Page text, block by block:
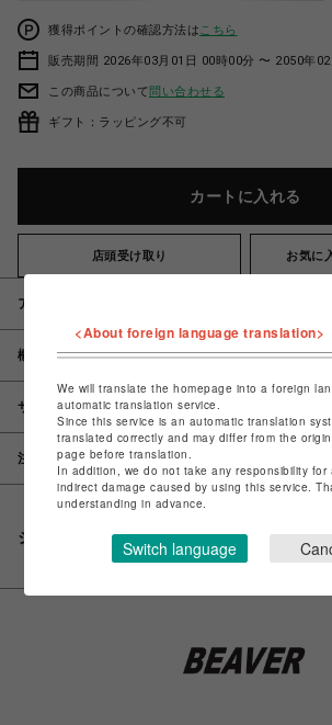
獲得ポイントの確認方法は こちら
販売期間 2026年03月01日 00時00分 〜 2050年
この商品について問い合わせる
ギフト：ラッピング不可
カートに入れる
店頭受け取り お気に
アイテム説明 / 素材
概要
サイズ
注意事項
シェアする
<About foreign language translation>
We will translate the homepage into a foreign
automatic translation service.
Since this service is an automatic translation
translated correctly and may differ from the
page before translation.
In addition, we do not take any responsibility for
indirect damage caused by using this service.
understanding in advance.
Switch language